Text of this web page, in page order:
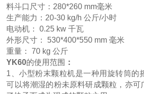
料斗口尺寸：280*260 mm毫米
生产能力：20-30 kg/h 公斤/小时
电动机： 0.25 kw 千瓦
外形尺寸： 530*400*550 mm 毫米
重量： 70 kg 公斤
YK60的使用范围 ：
1、小型粉末颗粒机是一种用旋转筒的
可以将潮湿的粉未原料研成颗粒，亦可